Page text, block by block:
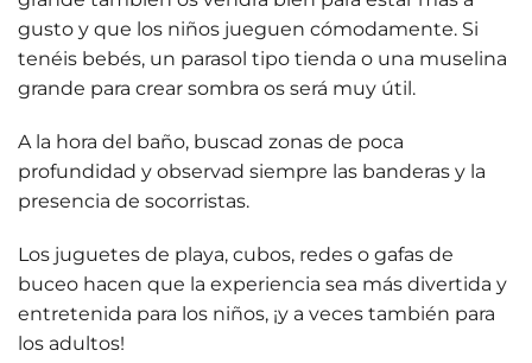
gusto y que los niños jueguen cómodamente. Si
tenéis bebés, un parasol tipo tienda o una muselina
grande para crear sombra os será muy útil.
A la hora del baño, buscad zonas de poca
profundidad y observad siempre las banderas y la
presencia de socorristas.
Los juguetes de playa, cubos, redes o gafas de
buceo hacen que la experiencia sea más divertida y
entretenida para los niños, ¡y a veces también para
los adultos!